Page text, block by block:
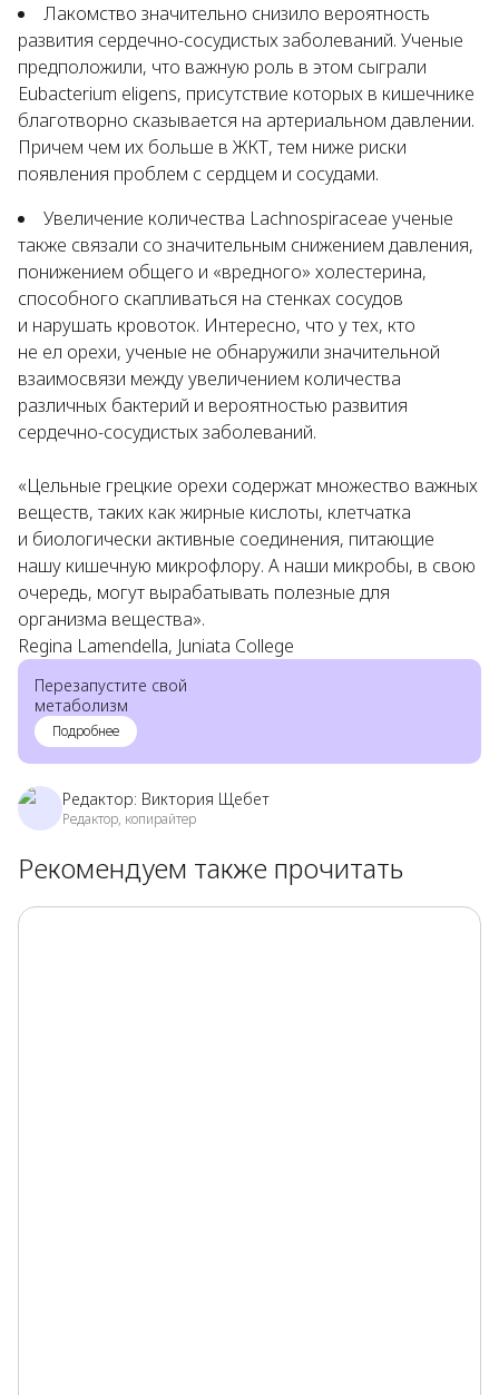
Лакомство значительно снизило вероятность
развития сердечно-сосудистых заболеваний. Ученые
предположили, что важную роль в этом сыграли
Eubacterium eligens, присутствие которых в кишечнике
благотворно сказывается на артериальном давлении.
Причем чем их больше в ЖКТ, тем ниже риски
появления проблем с сердцем и сосудами.
Увеличение количества Lachnospiraceae ученые
также связали со значительным снижением давления,
понижением общего и «вредного» холестерина,
способного скапливаться на стенках сосудов
и нарушать кровоток. Интересно, что у тех, кто
не ел орехи, ученые не обнаружили значительной
взаимосвязи между увеличением количества
различных бактерий и вероятностью развития
сердечно-сосудистых заболеваний.
«Цельные грецкие орехи содержат множество важных
веществ, таких как жирные кислоты, клетчатка
и биологически активные соединения, питающие
нашу кишечную микрофлору. А наши микробы, в свою
очередь, могут вырабатывать полезные для
организма вещества».
Regina Lamendella, Juniata College
Перезапустите свой
метаболизм
Подробнее
Редактор: Виктория Щебет
Редактор, копирайтер
Рекомендуем также прочитать